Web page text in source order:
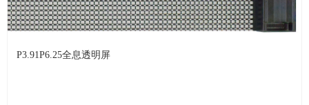
P3.91P6.25全息透明屏